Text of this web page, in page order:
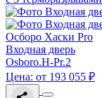
Осборо Хаски Pro
Входная дверь
Osboro.H-Pr.2
Цена: от 193 055 ₽